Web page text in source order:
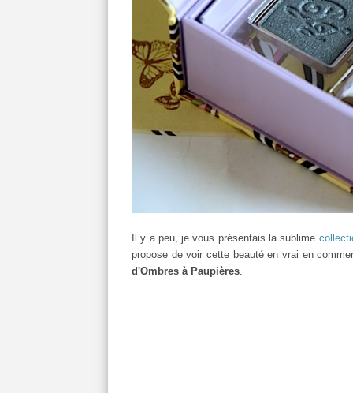
Il y a peu, je vous présentais la sublime
propose de voir cette beauté en vrai en
d'Ombres à Paupières